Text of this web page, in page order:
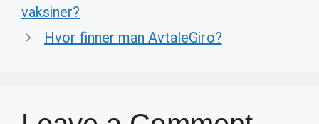
vaksiner?
Hvor finner man AvtaleGiro?